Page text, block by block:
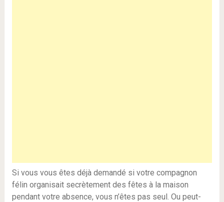
Si vous vous êtes déjà demandé si votre compagnon
félin organisait secrètement des fêtes à la maison
pendant votre absence, vous n’êtes pas seul. Ou peut-